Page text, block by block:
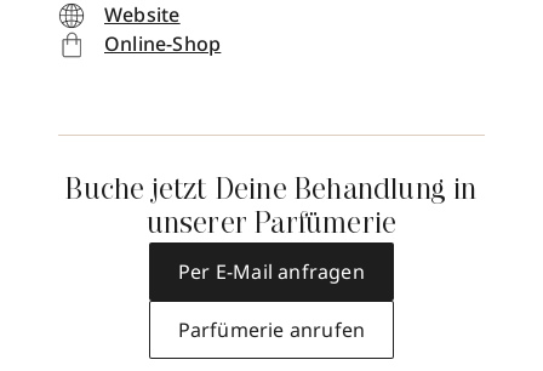
Website
Online-Shop
Buche jetzt Deine Behandlung in
unserer Parfümerie
Per E-Mail anfragen
Parfümerie anrufen